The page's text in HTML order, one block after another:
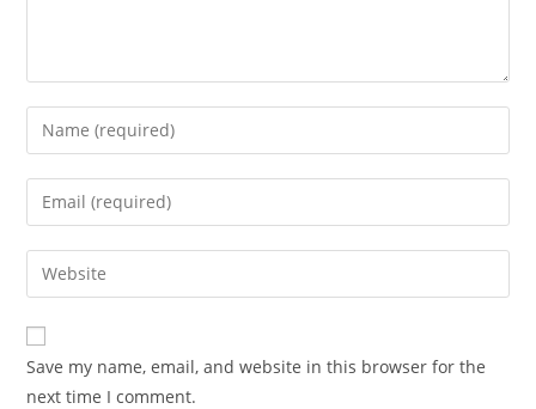
Enter
your
name
comment
Enter
your
email
address
comment
Enter
your
website
URL
(optional)
Save my name, email, and website in this browser for the
next time I comment.